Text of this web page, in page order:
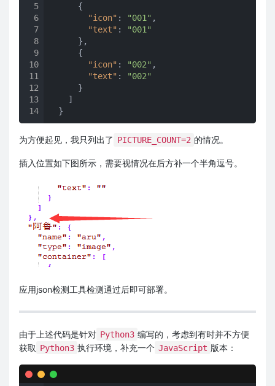
5
6
7
8
9
10
11
12
13
14
      {
"icon" : "001" ,
"text" :
"001"
      },
      {
"icon" : "002" ,
"text" :
"002"
      }
    ]
  }
为方便起见，我只列出了 PICTURE_COUNT=2 的情况。
插入位置如下图所示，需要视情况在后方补一个半角逗号。
应用json检测工具检测通过后即可部署。
由于上述代码是针对 Python3 编写的，考虑到有时并不方便
获取 Python3 执行环境，补充一个 JavaScript 版本：